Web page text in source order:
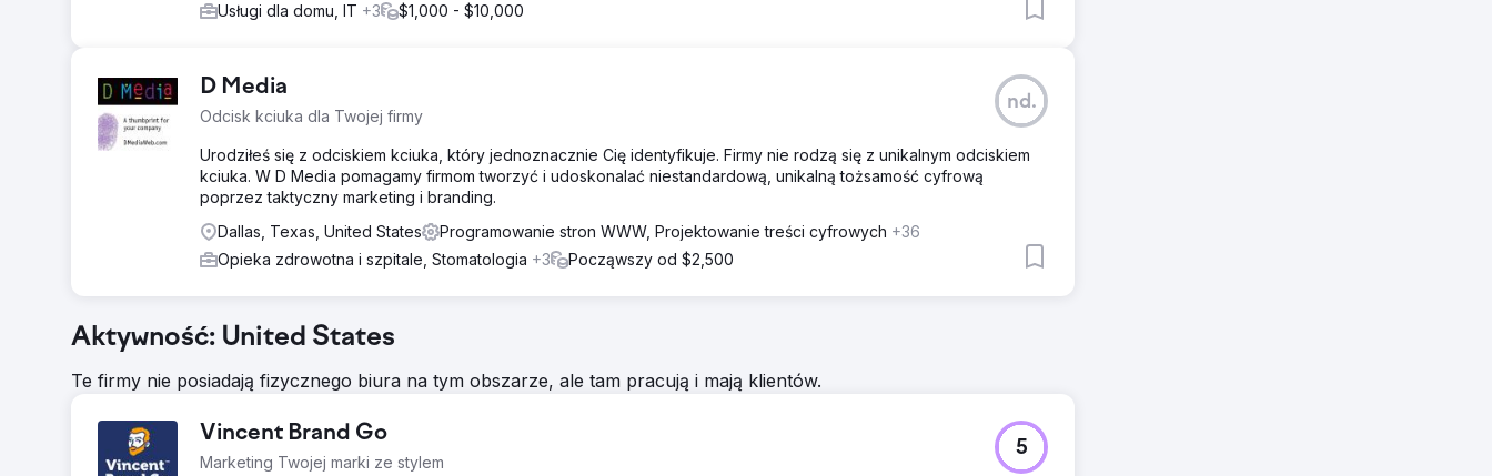
Usługi dla domu, IT +3 $1,000 - $10,000
D Media
Odcisk kciuka dla Twojej firmy
nd.
Urodziłeś się z odciskiem kciuka, który jednoznacznie Cię identyfikuje. Firmy nie rodzą się z unikalnym odciskiem
kciuka. W D Media pomagamy firmom tworzyć i udoskonalać niestandardową, unikalną tożsamość cyfrową
poprzez taktyczny marketing i branding.
Dallas, Texas, United States
Programowanie stron WWW, Projektowanie treści cyfrowych +36
Opieka zdrowotna i szpitale, Stomatologia +3 Począwszy od $2,500
Aktywność: United States
Te firmy nie posiadają fizycznego biura na tym obszarze, ale tam pracują i mają klientów.
Vincent Brand Go
Marketing Twojej marki ze stylem
5